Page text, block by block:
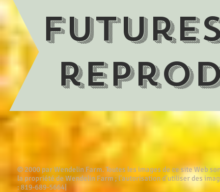
© 2000 par Wendelin Farm . Toutes les images de ce site Web
la propriété de Wendelin Farm ; l'autorisation d'utiliser des
: 819-689-5664|